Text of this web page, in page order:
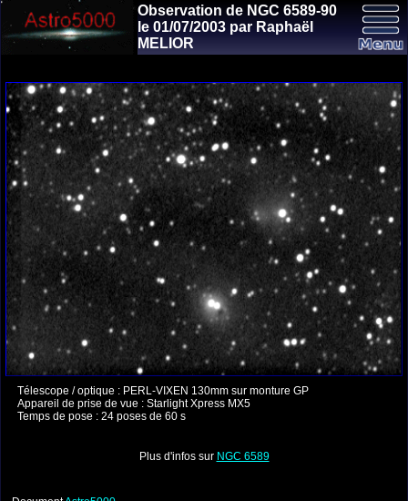
Observation de NGC 6589-90
le 01/07/2003 par Raphaël
MELIOR
Télescope / optique : PERL-VIXEN 130mm sur monture GP
Appareil de prise de vue : Starlight Xpress MX5
Temps de pose : 24 poses de 60 s
Plus d'infos sur NGC 6589